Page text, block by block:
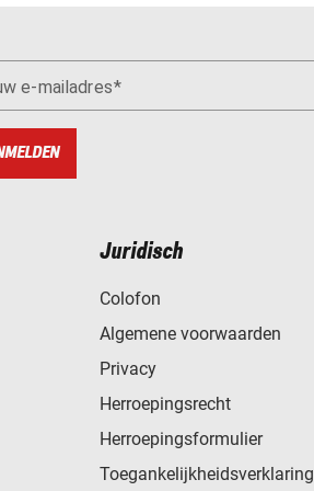
e-mailadres
Juridisch
Colofon
Algemene voorwaarden
Privacy
Herroepingsrecht
Herroepingsformulier
Toegankelijkheidsverklaring